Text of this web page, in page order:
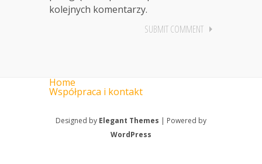
kolejnych komentarzy.
Home
Współpraca i kontakt
Designed by Elegant Themes | Powered by
WordPress